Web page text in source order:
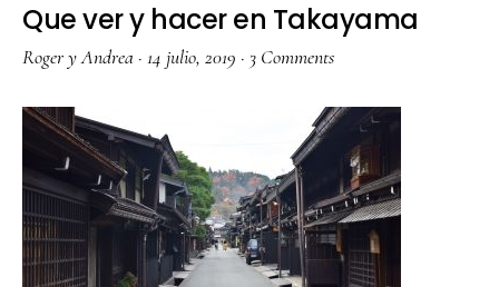
Que ver y hacer en Takayama
Roger y Andrea · 14 julio, 2019 · 3 Comments